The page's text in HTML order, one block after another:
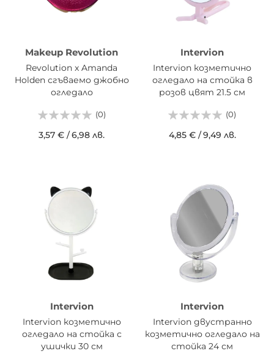
Makeup Revolution
Revolution x Amanda
Holden сгъваемо джобно
огледало
(0)
3,57 € /6,98 лв.
Intervion
Intervion козметично
огледало на стойка в
розов цвят 21.5 см
(0)
4,85 €/9,49 лв.
Intervion
Intervion козметично
огледало на стойка с
ушички 30 см
Intervion
Intervion двустранно
козметично огледало на
стойка 24 см